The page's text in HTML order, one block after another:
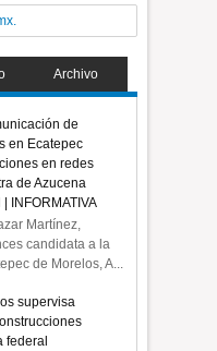
Archivo
de
en Ecatepec
en redes
de Azucena
INFORMATIVA
Martínez,
candidata a la
de Morelos, A...
supervisa
federal